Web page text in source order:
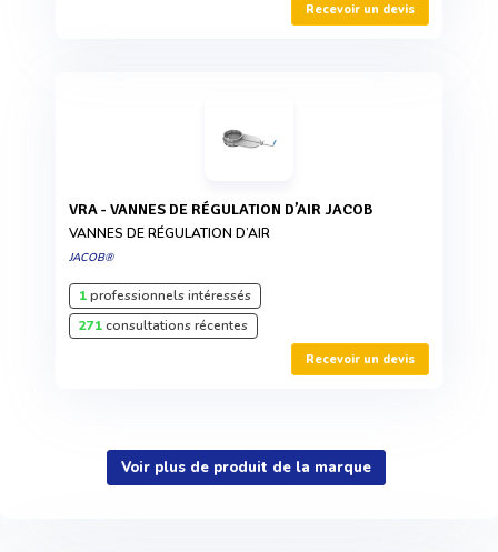
Recevoir un devis
VRA - VANNES DE RÉGULATION D’AIR JACOB
VANNES DE RÉGULATION D’AIR
JACOB®
1professionnels intéressés
271consultations récentes
Recevoir un devis
Voir plus de produit de la marque